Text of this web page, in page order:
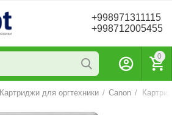
+998971311115
+998712005455
0
Картриджи для оргтехники / Canon /